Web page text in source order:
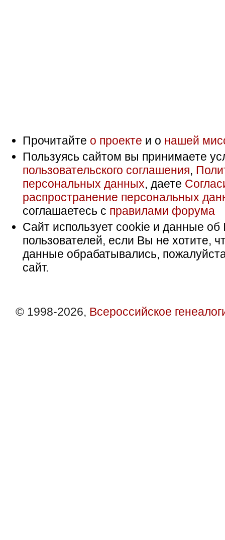
Прочитайте о проекте и о нашей
Пользуясь сайтом вы принимаете
пользовательского соглашения,
персональных данных, даете
распространение персональных
соглашаетесь с правилами форума
Сайт использует cookie и данные об
пользователей, если Вы не хотите,
данные обрабатывались,
сайт.
© 1998-2026, Всероссийское